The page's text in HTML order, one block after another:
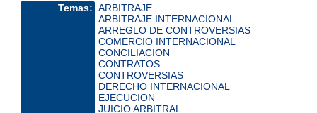
Temas: ARBITRAJE
ARBITRAJE INTERNACIONAL
ARREGLO DE CONTROVERSIAS
COMERCIO INTERNACIONAL
CONCILIACION
CONTRATOS
CONTROVERSIAS
DERECHO INTERNACIONAL
EJECUCION
JUICIO ARBITRAL